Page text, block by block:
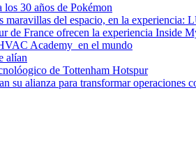
30 años de Pokémon
maravillas del espacio, en la experiencia:
de France ofrecen la experiencia Inside
Academy en el mundo
alían
de Tottenham Hotspur
su alianza para transformar operaciones